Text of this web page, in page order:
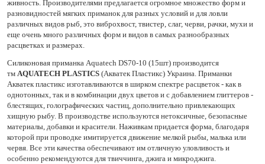
живность. Производителями предлагается огромное множество форм и
разновидностей мягких приманок для разных условий и для ловли
различных видов рыб, это виброхвост, твистер, слаг, черви, рачки, мухи и
еще очень много различных форм и видов в самых разнообразных
расцветках и размерах.
Силиконовая приманка Aquatech DS70-10 (15шт) производится
тм AQUATECH PLASTICS(Акватек Пластикс) Украина. Приманки
Акватек пластикс изготавливаются в ширком спектре расцветок - как в
однотонных, так и в комбинации двух цветов и с добавлением глиттеров -
блестящих, голографических частиц, дополнительно привлекающих
хищную рыбу. В производстве используются нетоксичные, безопасные
материалы, добавки и красители. Наживкам придается форма, благодаря
которой при проводке имитируется движение мелкой рыбы, малька или
червя. Все эти качества обеспечивают им отличную уловливость и
особенно рекомендуются для твиччинга, джига и микроджига.